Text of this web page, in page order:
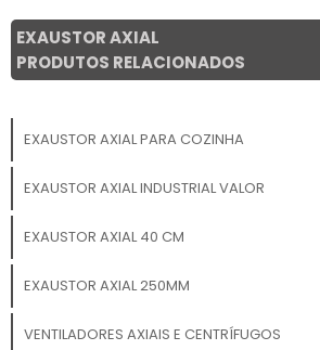
EXAUSTOR AXIAL
PRODUTOS RELACIONADOS
EXAUSTOR AXIAL PARA COZINHA
EXAUSTOR AXIAL INDUSTRIAL VALOR
EXAUSTOR AXIAL 40 CM
EXAUSTOR AXIAL 250MM
VENTILADORES AXIAIS E CENTRÍFUGOS